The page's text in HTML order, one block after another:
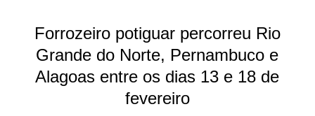
Forrozeiro potiguar percorreu Rio
Grande do Norte, Pernambuco e
Alagoas entre os dias 13 e 18 de
fevereiro